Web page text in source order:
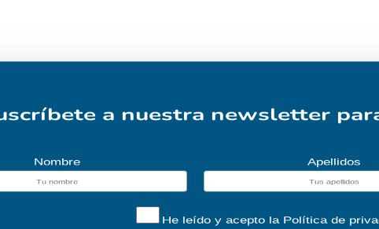
a nuestra newsletter
Nombre Apellidos
He leído y acepto la Política de